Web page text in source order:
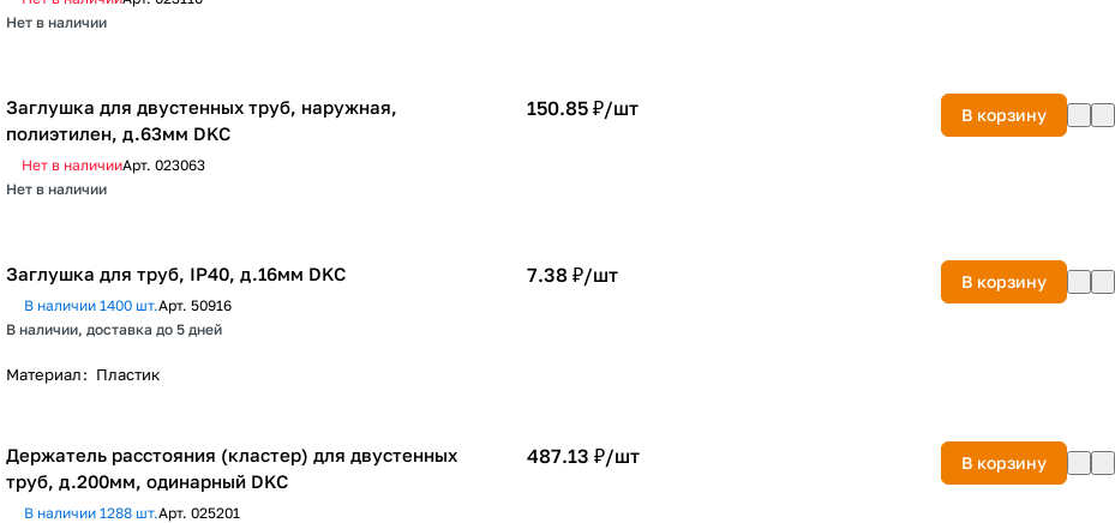
Нет в наличии
Заглушка для двустенных труб, наружная,
полиэтилен, д.63мм DKC
Нет в наличииАрт. 023063
Нет в наличии
150.85 ₽/шт В корзину
Заглушка для труб, IP40, д.16мм DKC
В наличии 1400 шт.Арт. 50916
В наличии, доставка до 5 дней
7.38 ₽/шт В корзину
Материал: Пластик
Держатель расстояния (кластер) для двустенных
труб, д.200мм, одинарный DKC
В наличии 1288 шт.Арт. 025201
487.13 ₽/шт В корзину